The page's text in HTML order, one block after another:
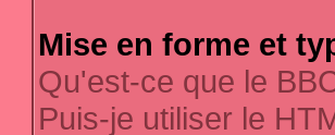
Mise en forme et
Qu'est-ce que le
Puis-je utiliser le